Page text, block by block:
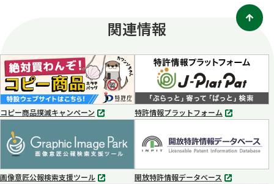
関連情報
コピー商品撲滅キャンペーン
別
で
開
く
特許情報プラットフォーム
別
ブ
で
く
画像意匠公報検索支援ツール 開放特許情報データベース